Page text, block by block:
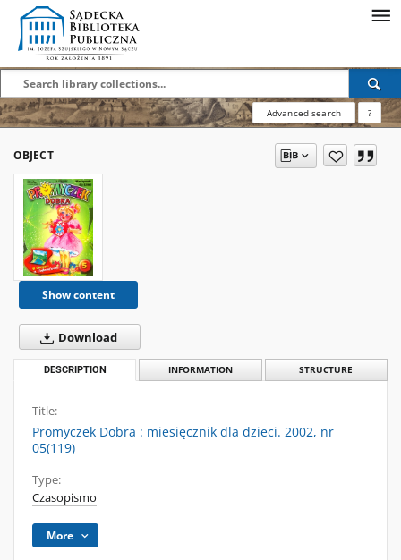
Advanced search ?
OBJECT
Show content
Download
DESCRIPTION INFORMATION STRUCTURE
Title:
Promyczek Dobra : miesięcznik dla dzieci. 2002, nr
05(119)
Type:
Czasopismo
More